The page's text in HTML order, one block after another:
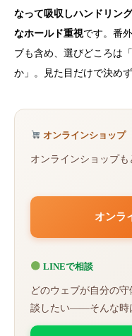
なって吸収しハンドリン
なホールド重視です。番
ブも含め、選びどころは
か」。見た目だけで決め
オンラインショップ
オンラインショップも
オンラ
LINEで相談
どのウェブが自分の
談したい——そんな時